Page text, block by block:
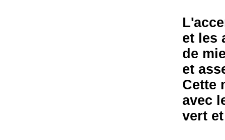
et les
de
et
Cette
avec
vert